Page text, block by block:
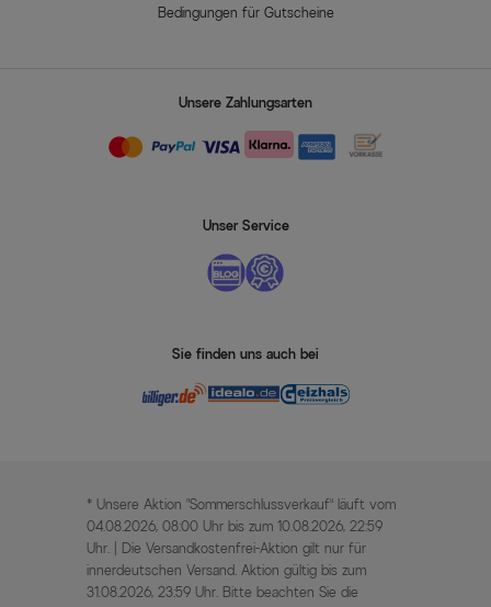
Bedingungen für Gutscheine
Unsere Zahlungsarten
Unser Service
Sie finden uns auch bei
* Unsere Aktion „Sommerschlussverkauf“ läuft vom
04.08.2026, 08:00 Uhr bis zum 10.08.2026, 22:59
Uhr. | Die Versandkostenfrei-Aktion gilt nur für
innerdeutschen Versand. Aktion gültig bis zum
31.08.2026, 23:59 Uhr. Bitte beachten Sie die